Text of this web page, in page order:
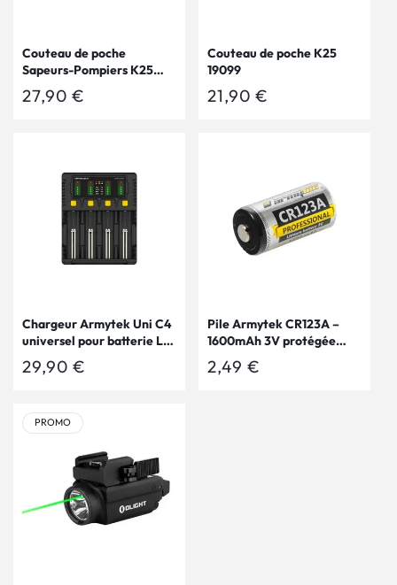
Couteau de poche
Sapeurs-Pompiers K25
18319
Prix
27,90 €
Couteau de poche K25
19099
Prix
21,90 €
Chargeur Armytek Uni C4
universel pour batterie Li-
ion, IMR, Li-FePO4, Ni-
MH, Ni-Cd, Ni-Zn
Prix
29,90 €
Pile Armytek CR123A –
1600mAh 3V protégée
PCT
Prix
2,49 €
PROMO